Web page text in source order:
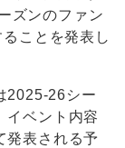
ズンのファン
ことを発表し
2025-26シー
イベント内容
発表される予